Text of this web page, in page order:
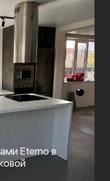
Eterno в